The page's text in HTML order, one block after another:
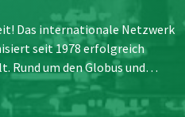
Das internationale Netzwerk
seit 1978 erfolgreich
Rund um den Globus und…